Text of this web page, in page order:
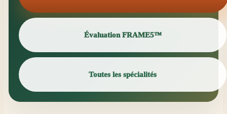
Évaluation FRAME5™
Toutes les spécialités